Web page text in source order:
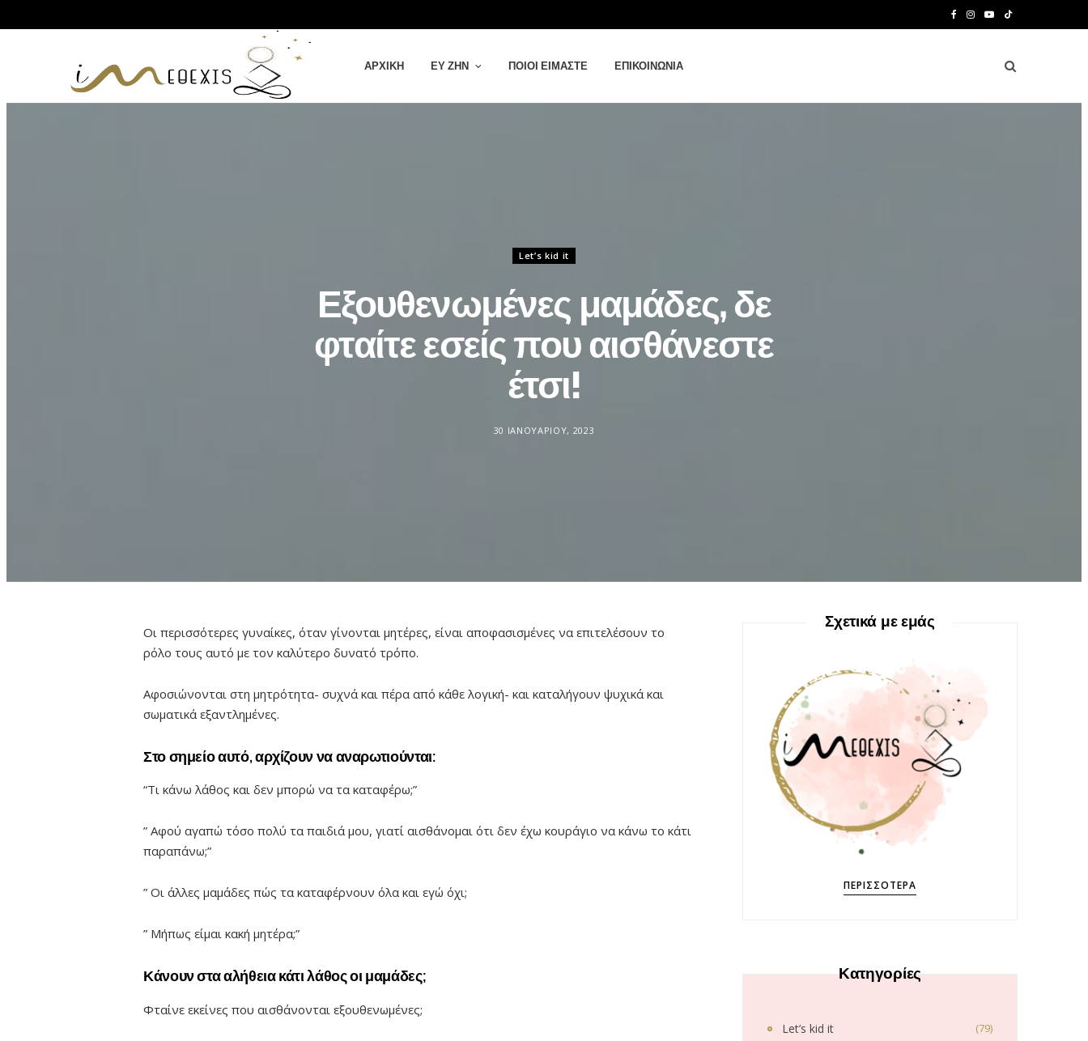
e
I
t
Y
T
T
k
T
ΑΡΧΙΚΉ ΕΥ ΖΗΝ ΠΟΙΟΙ ΕΊΜΑΣΤΕ ΕΠΙΚΟΙΝΩΝΊΑ
Let’s kid it
Εξουθενωμένες μαμάδες, δε
φταίτε εσείς που αισθάνεστε
έτσι!
30 ΙΑΝΟΥΑΡΊΟΥ, 2023
Οι περισσότερες γυναίκες, όταν γίνονται μητέρες, είναι αποφασισμένες να επιτελέσουν το
ρόλο τους αυτό με τον καλύτερο δυνατό τρόπο.
Αφοσιώνονται στη μητρότητα- συχνά και πέρα από κάθε λογική- και καταλήγουν ψυχικά και
σωματικά εξαντλημένες.
Στο σημείο αυτό, αρχίζουν να αναρωτιούνται:
“Τι κάνω λάθος και δεν μπορώ να τα καταφέρω;”
” Αφού αγαπώ τόσο πολύ τα παιδιά μου, γιατί αισθάνομαι ότι δεν έχω κουράγιο να κάνω το κάτι
παραπάνω;”
” Οι άλλες μαμάδες πώς τα καταφέρνουν όλα και εγώ όχι;
” Μήπως είμαι κακή μητέρα;”
Κάνουν στα αλήθεια κάτι λάθος οι μαμάδες;
Φταίνε εκείνες που αισθάνονται εξουθενωμένες;
Σχετικά με εμάς
ΠΕΡΙΣΣΌΤΕΡΑ
Κατηγορίες
Let’s kid it (79)